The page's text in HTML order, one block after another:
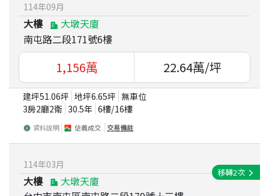
114年09月
大樓
大墩天廈
南屯路二段171號6樓
1,156萬 22.64萬/坪
建坪51.06坪 地坪6.65坪 無車位
3房2廳2衛 30.5年 6樓/16樓
資料說明 信義成交 交易備註
114年03月
大樓
大墩天廈
移轉2次